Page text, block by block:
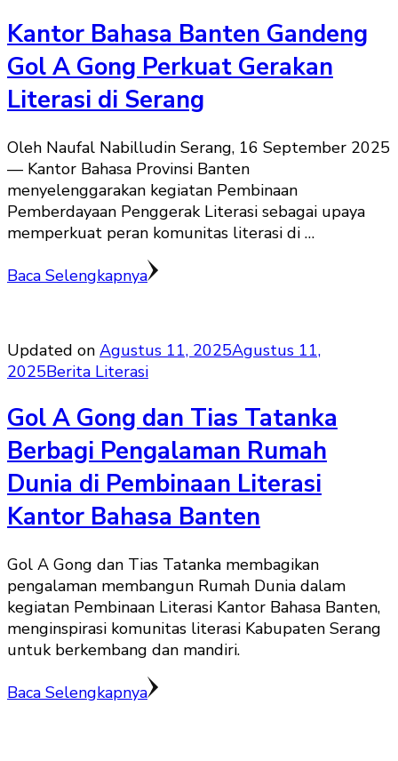
Kantor Bahasa Banten Gandeng
Gol A Gong Perkuat Gerakan
Literasi di Serang
Oleh Naufal Nabilludin Serang, 16 September 2025
— Kantor Bahasa Provinsi Banten
menyelenggarakan kegiatan Pembinaan
Pemberdayaan Penggerak Literasi sebagai upaya
memperkuat peran komunitas literasi di …
Baca Selengkapnya
Updated on Agustus 11, 2025Agustus 11,
2025Berita Literasi
Gol A Gong dan Tias Tatanka
Berbagi Pengalaman Rumah
Dunia di Pembinaan Literasi
Kantor Bahasa Banten
Gol A Gong dan Tias Tatanka membagikan
pengalaman membangun Rumah Dunia dalam
kegiatan Pembinaan Literasi Kantor Bahasa Banten,
menginspirasi komunitas literasi Kabupaten Serang
untuk berkembang dan mandiri.
Baca Selengkapnya